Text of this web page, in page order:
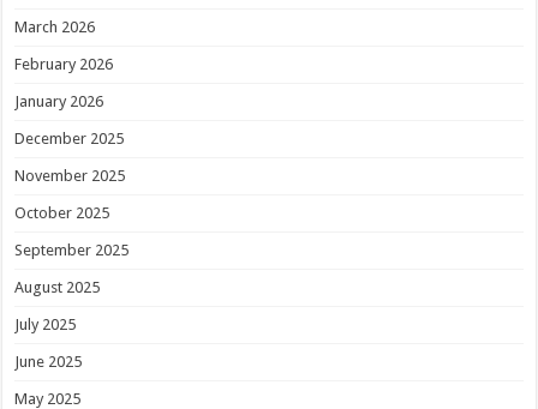
March 2026
February 2026
January 2026
December 2025
November 2025
October 2025
September 2025
August 2025
July 2025
June 2025
May 2025